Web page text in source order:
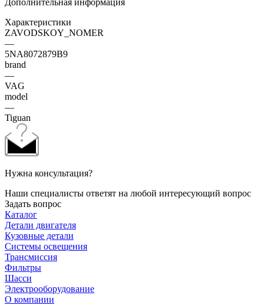
Характеристики
ZAVODSKOY_NOMER
—
5NA8072879B9
brand
—
VAG
model
—
Tiguan
Нужна консультация?
Наши специалисты ответят на любой интересующий вопрос
Задать вопрос
Каталог
Детали двигателя
Кузовные детали
Системы освещения
Трансмиссия
Фильтры
Шасси
Электрооборудование
О компании